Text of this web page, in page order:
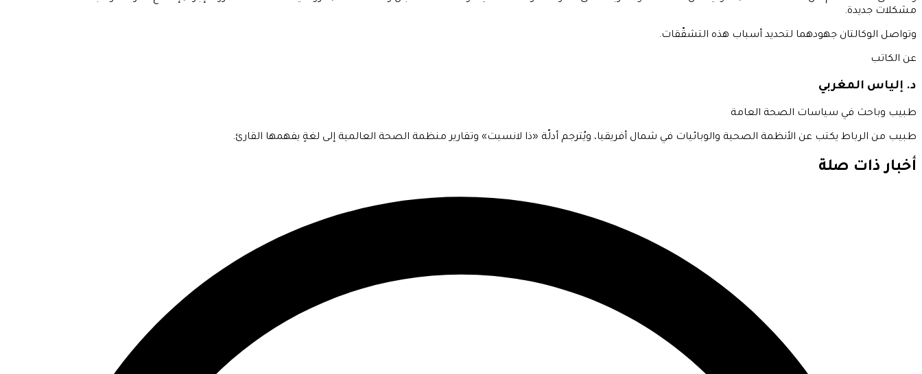
مشكلات جديدة.
وتواصل الوكالتان جهودهما لتحديد أسباب هذه التشقّقات.
عن الكاتب
د. إلياس المغربي
طبيب وباحث في سياسات الصحة العامة
طبيب من الرباط يكتب عن الأنظمة الصحية والوبائيات في شمال أفريقيا، ويُترجم أدلّة «ذا لانسيت» وتقارير منظمة الصحة العالمية إلى لغةٍ يفهمها القارئ.
أخبار ذات صلة